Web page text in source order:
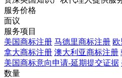
服务价格
面议
服务项目
美国商标注册 马德里商标注册
拿大商标注册 澳大利亚商标注册
美国商标意向申请-延期提交证据
数量